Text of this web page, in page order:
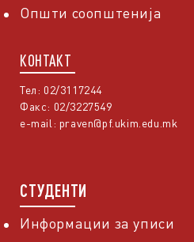
Општи соопштенија
КОНТАКТ
Тел: 02/3117244
Факс: 02/3227549
e-mail: praven@pf.ukim.edu.mk
СТУДЕНТИ
Информации за уписи